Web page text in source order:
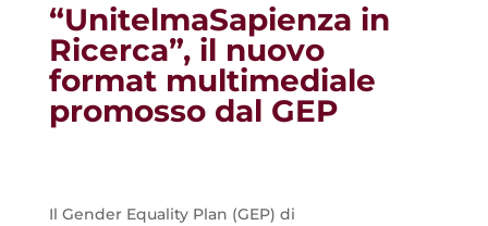
“UnitelmaSapienza in
Ricerca”, il nuovo
format multimediale
promosso dal GEP
Il Gender Equality Plan (GEP) di